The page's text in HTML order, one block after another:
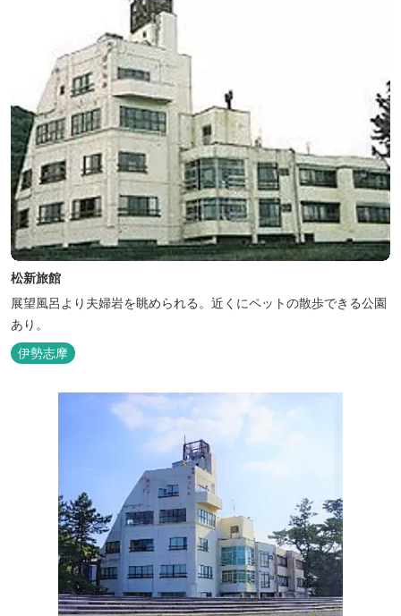
松新旅館
展望風呂より夫婦岩を眺められる。近くにペットの散歩できる公園
あり。
伊勢志摩